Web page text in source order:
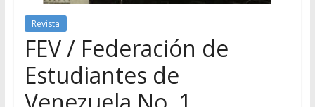
Revista
FEV / Federación de
Estudiantes de